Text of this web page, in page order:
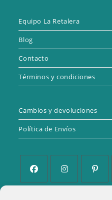
Equipo La Retalera
Blog
Contacto
Términos y condiciones
Cambios y devoluciones
Política de Envíos
Se
Se
Se